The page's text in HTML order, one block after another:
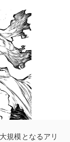
規模となるアリ